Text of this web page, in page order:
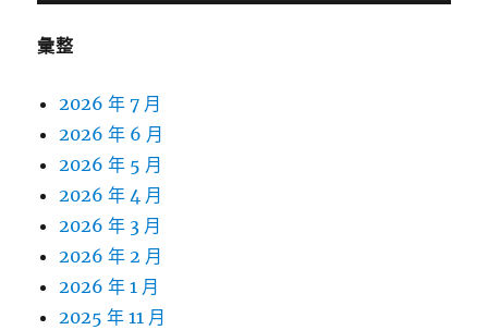
彙整
2026 年 7 月
2026 年 6 月
2026 年 5 月
2026 年 4 月
2026 年 3 月
2026 年 2 月
2026 年 1 月
2025 年 11 月